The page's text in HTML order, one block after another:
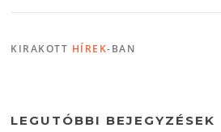
KIRAKOTT HÍREK-BAN
LEGUTÓBBI BEJEGYZÉSEK